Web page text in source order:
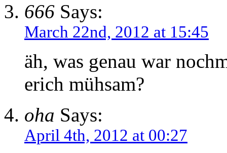
666 Says:
March 22nd, 2012 at 15:45
äh, was genau war
erich mühsam?
oha Says:
April 4th, 2012 at 00:27